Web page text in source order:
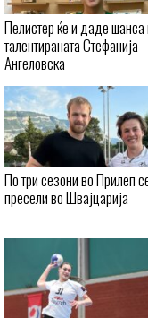
Пелистер ќе и даде шанса
талентираната Стефанија
Ангеловска
По три сезони во Прилеп
пресели во Швајцарија